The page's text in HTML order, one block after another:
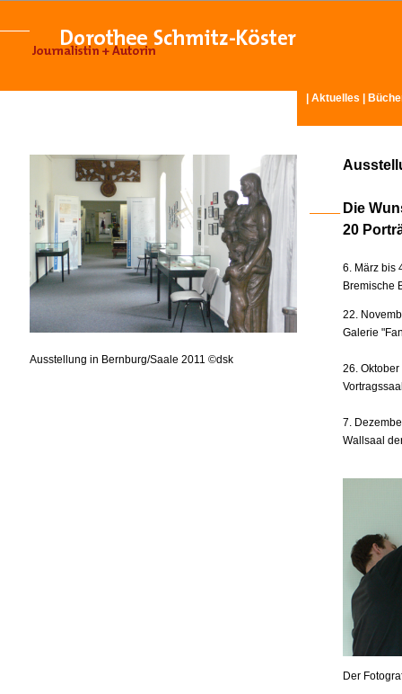
Aktuelles
Ausstellung in Bernburg/Saale 2011 ©dsk
Die
20
6. März bis
Bremische
22.
Galerie
26.
7.
Wallsaal
Der